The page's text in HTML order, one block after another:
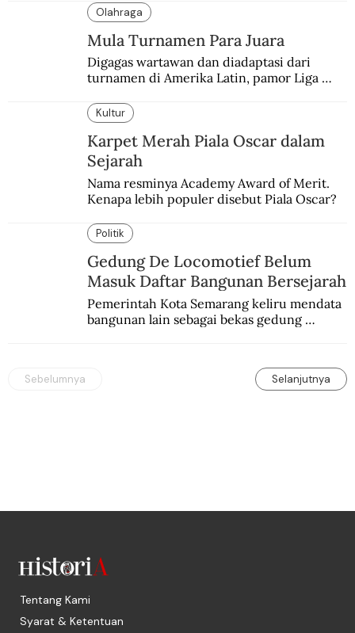
edan dan sia-sia.
Olahraga
Mula Turnamen Para Juara
Digagas wartawan dan diadaptasi dari
turnamen di Amerika Latin, pamor Liga
Dunia.
Kultur
Karpet Merah Piala Oscar dalam
Sejarah
Nama resminya Academy Award of Merit.
Kenapa lebih populer disebut Piala Oscar?
Politik
Gedung De Locomotief Belum
Masuk Daftar Bangunan Bersejarah
Pemerintah Kota Semarang keliru mendata
bangunan lain sebagai bekas gedung
Sebelumnya Selanjutnya
Tentang Kami
Syarat & Ketentuan